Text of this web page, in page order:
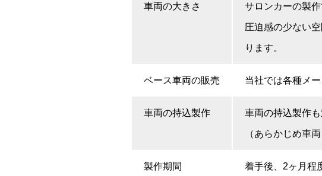
車両の大きさ サロンカーの製
圧迫感の少ない
ります。
ベース車両の販売 当社では各種メ
車両の持込製作 車両の持込製作も
（あらかじめ車
製作期間 着手後、2ヶ月程